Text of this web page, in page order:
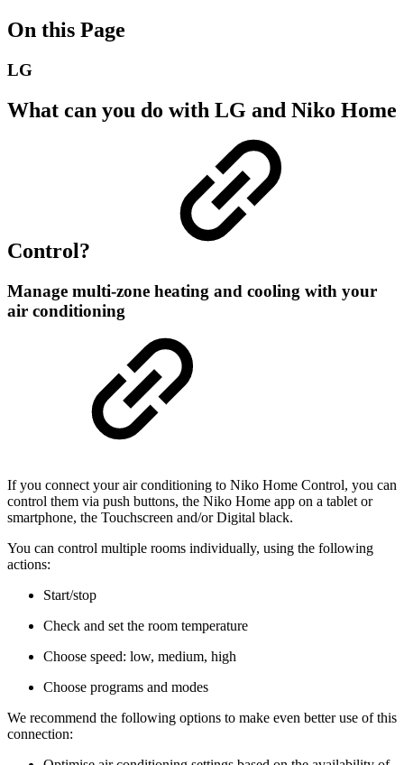
On this Page
LG
What can you do with LG and Niko Home
Control?
Manage multi-zone heating and cooling with your
air conditioning
If you connect your air conditioning to Niko Home Control, you can
control them via push buttons, the Niko Home app on a tablet or
smartphone, the Touchscreen and/or Digital black.
You can control multiple rooms individually, using the following
actions:
Start/stop
Check and set the room temperature
Choose speed: low, medium, high
Choose programs and modes
We recommend the following options to make even better use of this
connection: